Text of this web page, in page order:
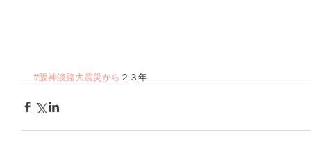
#阪神淡路大震災から ２３年